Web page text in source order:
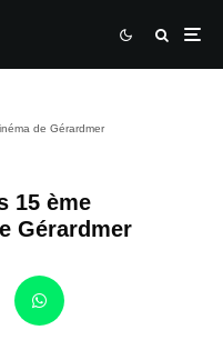
de Gérardmer
15 ème
Gérardmer